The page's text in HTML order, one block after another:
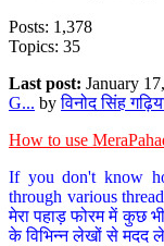
Posts: 1,378
Topics: 35
Last post: January
G... byविनोद सिंह
How to use
If you don't know
through various
मेरा पहाड़ फोरम में कुछ
के विभिन्न लेखों से मदद